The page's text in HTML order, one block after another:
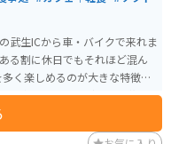
武生ICから車・バイクで来れま
る割に休日でもそれほど混ん
園内には色とりどりの草花
た山登りも楽しめます。さら
その気になれば1日楽しめま